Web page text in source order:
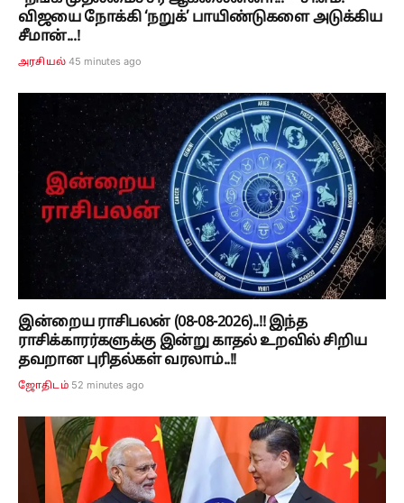
விஜயை நோக்கி ‘நறுக்’ பாயிண்டுகளை அடுக்கிய
சீமான்...!
அரசியல் 45 minutes ago
இன்றைய ராசிபலன் (08-08-2026)..!! இந்த
ராசிக்காரர்களுக்கு இன்று காதல் உறவில் சிறிய
தவறான புரிதல்கள் வரலாம்..!!
ஜோதிடம் 52 minutes ago